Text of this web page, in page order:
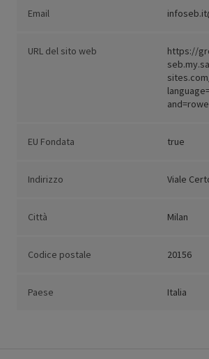
Email
URL del sito web
https://
EU Fondata true
Indirizzo Viale
Città Milan
Codice postale 20156
Paese Italia